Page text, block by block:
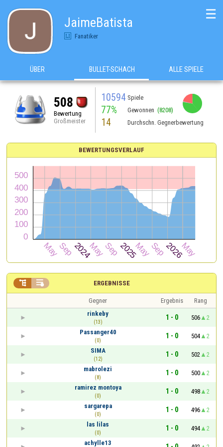
JaimeBatista
Fanatiker
☰
ÜBER BULLET-SCHACH ALLE SPIELE
508
Bewertung
Großmeister
10594 Spiele
77% Gewonnen (8208)
14 Durchschn. Gegnerbewertung
BEWERTUNGSVERLAUF
ERGEBNISSE
 
Gegner Ergebnis
Rang
rinkeby
(13)
1 - 0 506
2
Passanger40
(0)
1 - 0 504
2
SIMA
(12)
1 - 0 502
2
mabrolezi
(8)
1 - 0 500
2
ramirez montoya
(0)
1 - 0 498
2
sargarepa
(0)
1 - 0 496
2
las lilas
(0)
1 - 0 494
2
achylle13